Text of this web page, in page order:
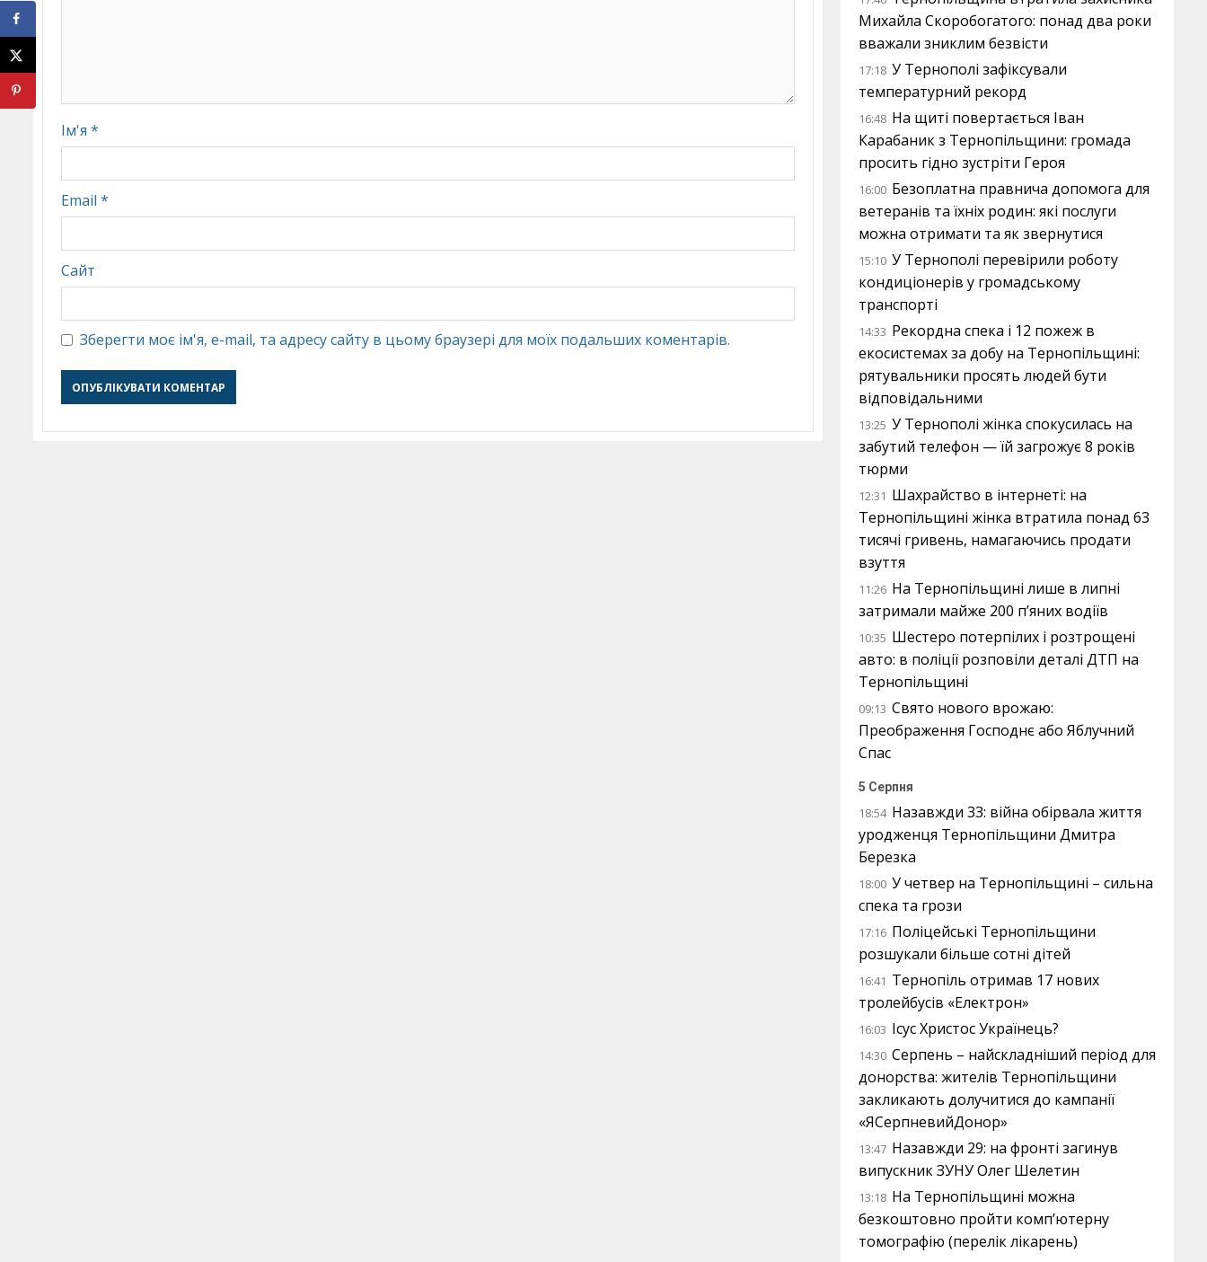
Ім'я *
Email *
Сайт
Зберегти моє ім'я, e-mail, та адресу сайту в цьому браузері для моїх подальших коментарів.
Михайла Скоробогатого: понад два роки
вважали зниклим безвісти
17:18 У Тернополі зафіксували
температурний рекорд
16:48 На щиті повертається Іван
Карабаник з Тернопільщини: громада
просить гідно зустріти Героя
16:00 Безоплатна правнича допомога для
ветеранів та їхніх родин: які послуги
можна отримати та як звернутися
15:10 У Тернополі перевірили роботу
кондиціонерів у громадському
транспорті
14:33 Рекордна спека і 12 пожеж в
екосистемах за добу на Тернопільщині:
рятувальники просять людей бути
відповідальними
13:25 У Тернополі жінка спокусилась на
забутий телефон — їй загрожує 8 років
тюрми
12:31 Шахрайство в інтернеті: на
Тернопільщині жінка втратила понад 63
тисячі гривень, намагаючись продати
взуття
11:26 На Тернопільщині лише в липні
затримали майже 200 п’яних водіїв
10:35 Шестеро потерпілих і розтрощені
авто: в поліції розповіли деталі ДТП на
Тернопільщині
09:13 Свято нового врожаю:
Преображення Господнє або Яблучний
Спас
5 Серпня
18:54 Назавжди 33: війна обірвала життя
уродженця Тернопільщини Дмитра
Березка
18:00 У четвер на Тернопільщині – сильна
спека та грози
17:16 Поліцейські Тернопільщини
розшукали більше сотні дітей
16:41 Тернопіль отримав 17 нових
тролейбусів «Електрон»
16:03 Ісус Христос Українець?
14:30 Серпень – найскладніший період для
донорства: жителів Тернопільщини
закликають долучитися до кампанії
«ЯСерпневийДонор»
13:47 Назавжди 29: на фронті загинув
випускник ЗУНУ Олег Шелетин
13:18 На Тернопільщині можна
безкоштовно пройти комп’ютерну
томографію (перелік лікарень)